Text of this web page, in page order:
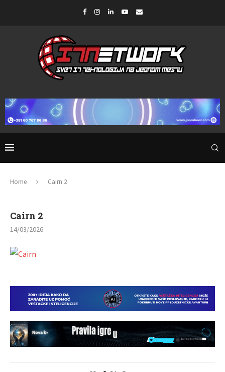
Home Cairn 2
Cairn 2
14/03/2026